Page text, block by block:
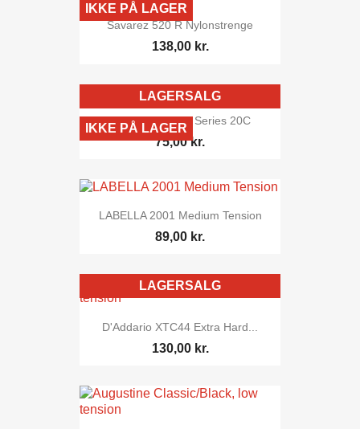
Savarez 520 R Nylonstrenge
138,00 kr.
IKKE PÅ LAGER
Aguila Alabastro Series 20C
75,00 kr.
LAGERSALG
IKKE PÅ LAGER
LABELLA 2001 Medium Tension
89,00 kr.
D'Addario XTC44 Extra Hard...
130,00 kr.
LAGERSALG